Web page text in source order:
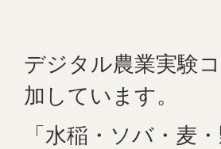
デジタル農業実験
加しています。
「水稲・ソバ・麦